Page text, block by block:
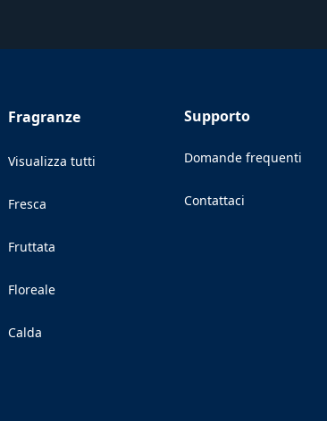
Fragranze
Visualizza tutti
Fresca
Fruttata
Floreale
Calda
Supporto
Domande frequenti
Contattaci
(Opens in a new tab)